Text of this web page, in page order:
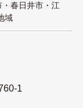
春日井市・江
域
1